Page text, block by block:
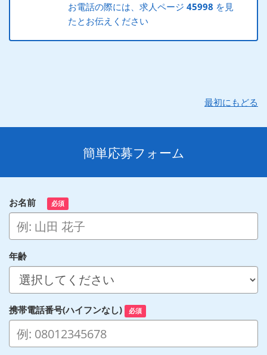
お電話の際には、求人ページ45998 を見
たとお伝えください
最初にもどる
簡単応募フォーム
お名前 必須
年齢
携帯電話番号(ハイフンなし) 必須